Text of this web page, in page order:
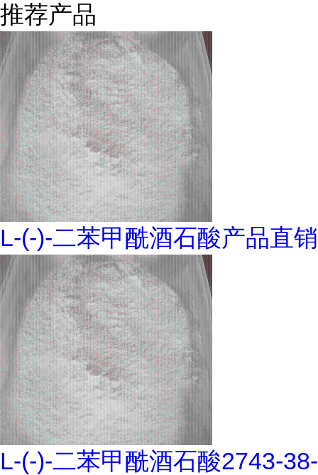
推荐产品
L-(-)-二苯甲酰酒石酸产品直销
L-(-)-二苯甲酰酒石酸2743-38-